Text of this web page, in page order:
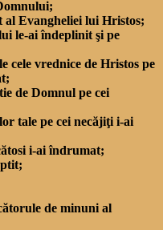
Evangheliei lui Hristos;
le-ai îndeplinit şi pe
cele vrednice de Hristos pe
de Domnul pe cei
tale pe cei necăjiţi i-ai
i-ai îndrumat;
de minuni al